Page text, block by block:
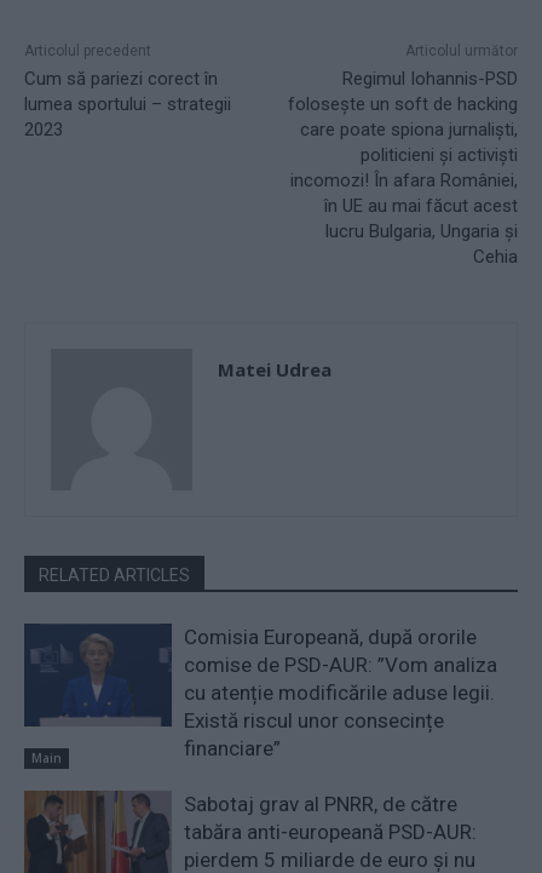
Articolul precedent
Cum să pariezi corect în
lumea sportului – strategii
2023
Articolul următor
Regimul Iohannis-PSD
folosește un soft de hacking
care poate spiona jurnaliști,
politicieni și activiști
incomozi! În afara României,
în UE au mai făcut acest
lucru Bulgaria, Ungaria și
Cehia
Matei Udrea
RELATED ARTICLES
Main
Comisia Europeană, după ororile
comise de PSD-AUR: ”Vom analiza
cu atenție modificările aduse legii.
Există riscul unor consecințe
financiare”
Sabotaj grav al PNRR, de către
tabăra anti-europeană PSD-AUR:
pierdem 5 miliarde de euro și nu